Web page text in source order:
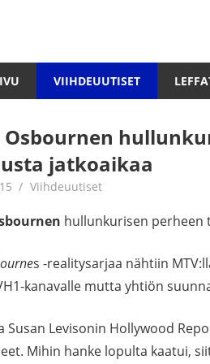
VIIHDEUUTISET
Osbournen
jatkoaikaa
mestanet
Viihdeuutiset
hullunkurisen perheen
s -realitysarjaa nähtiin
kanavalle mutta yhtiön
Susan Levisonin Hollywood
Mihin hanke lopulta kaatui,